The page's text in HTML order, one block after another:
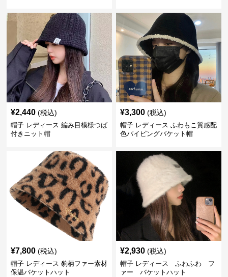
¥2,440 (税込)
帽子 レディース 編み目模様つば
付きニット帽
¥3,300 (税込)
帽子 レディース ふわもこ質感配
色パイピングバケット帽
¥7,800 (税込)
帽子 レディース 豹柄ファー素材
保温バケットハット
¥2,930 (税込)
帽子 レディース ふわふわ フ
ァー バケットハット